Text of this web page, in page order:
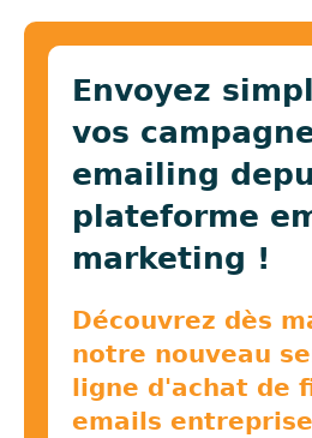
Envoyez
vos
emailing
plateforme
marketing !
Découvrez dès
notre nouveau
ligne d'achat de
emails